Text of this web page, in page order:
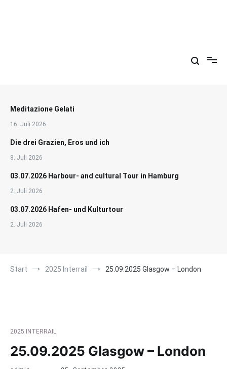
Meditazione Gelati
16. Juli 2026
Die drei Grazien, Eros und ich
8. Juli 2026
03.07.2026 Harbour- and cultural Tour in Hamburg
2. Juli 2026
03.07.2026 Hafen- und Kulturtour
2. Juli 2026
Start 2025 Interrail 25.09.2025 Glasgow – London
2025 INTERRAIL
25.09.2025 Glasgow – London